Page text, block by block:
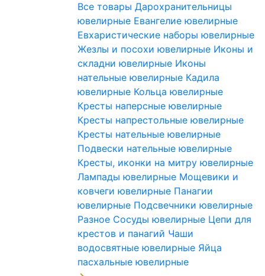
Все товары Дарохранительницы
ювелирные Евангелие ювелирные
Евхаристические наборы ювелирные
Жезлы и посохи ювелирные Иконы и
складни ювелирные Иконы
нательные ювелирные Кадила
ювелирные Кольца ювелирные
Кресты наперсные ювелирные
Кресты напрестольные ювелирные
Кресты нательные ювелирные
Подвески нательные ювелирные
Кресты, иконки на митру ювелирные
Лампады ювелирные Мощевики и
ковчеги ювелирные Панагии
ювелирные Подсвечники ювелирные
Разное Сосуды ювелирные Цепи для
крестов и панагий Чаши
водосвятные ювелирные Яйца
пасхальные ювелирные